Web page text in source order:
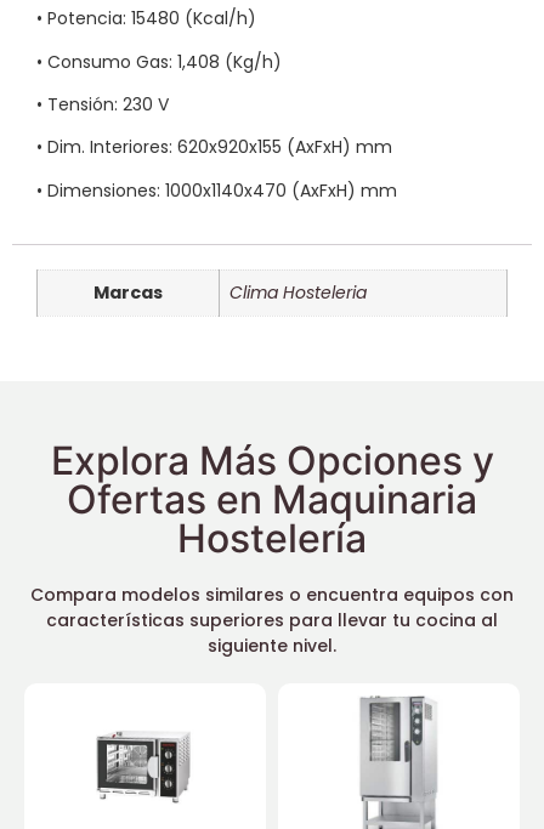
• Potencia: 15480 (Kcal/h)
• Consumo Gas: 1,408 (Kg/h)
• Tensión: 230 V
• Dim. Interiores: 620x920x155 (AxFxH) mm
• Dimensiones: 1000x1140x470 (AxFxH) mm
Marcas Clima Hosteleria
Explora Más Opciones y
Ofertas en Maquinaria
Hostelería
Compara modelos similares o encuentra equipos con
características superiores para llevar tu cocina al
siguiente nivel.